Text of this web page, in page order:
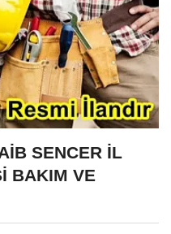
SENCER İL
BAKIM VE